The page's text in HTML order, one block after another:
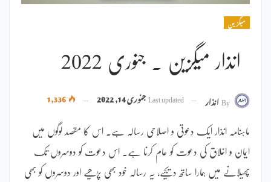
میگزین
انذار میگزین ۔ جنوری 2022
Byانذار Last updatedجنوری 14, 2022
ماہنامہ انذار ایک دعوتی و اصلاحی رسالہ ہے۔ اس کا مقصد لوگوں میں
ایمان و اخلاق کی دعوت کو عام کرنا ہے۔ اس دعوت کو دوسروں تک
پھیلانے میں ہمارا ساتھ دیجیے، یہ رسالہ خود بھی پڑھیے اور دوسروں کو بھی